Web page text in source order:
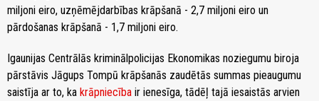
miljoni eiro, uzņēmējdarbības krāpšanā - 2,7 miljoni eiro un
pārdošanas krāpšanā - 1,7 miljoni eiro.
Igaunijas Centrālās kriminālpolicijas Ekonomikas noziegumu biroja
pārstāvis Jāgups Tompū krāpšanās zaudētās summas pieaugumu
saistīja ar to, ka krāpniecība ir ienesīga, tādēļ tajā iesaistās arvien